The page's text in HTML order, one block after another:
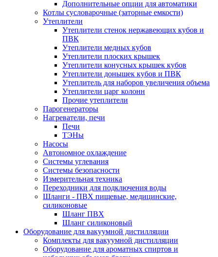
Дополнительные опции для автоматики
Котлы сусловарочные (заторные емкости)
Утеплители
Утеплители стенок нержавеющих кубов и
ПВК
Утеплители медных кубов
Утеплители плоских крышек
Утеплители конусных крышек кубов
Утеплители донышек кубов и ПВК
Утеплитель для наборов увеличения объема
Утеплители царг колонн
Прочие утеплители
Парогенераторы
Нагреватели, печи
Печи
ТЭНы
Насосы
Автономное охлаждение
Системы углевания
Системы безопасности
Измерительная техника
Переходники для подключения воды
Шланги - ПВХ пищевые, медицинские,
силиконовые
Шланг ПВХ
Шланг силиконовый
Оборудование для вакуумной дистилляции
Комплекты для вакуумной дистилляции
Оборудование для ароматных спиртов и